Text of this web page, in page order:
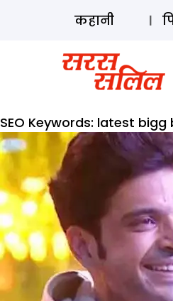
कहानी
SEO Keywords: latest bigg